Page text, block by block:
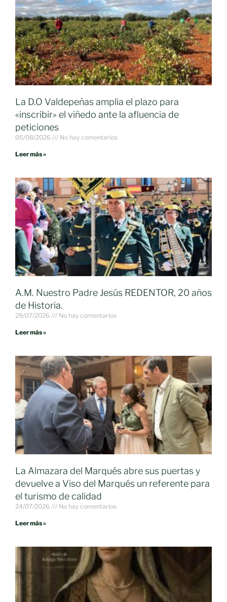
La D.O Valdepeñas amplia el plazo para
«inscribir» el viñedo ante la afluencia de
peticiones
05/08/2026 No hay comentarios
Leer más »
A.M. Nuestro Padre Jesús REDENTOR, 20 años
de Historia.
29/07/2026 No hay comentarios
Leer más »
La Almazara del Marqués abre sus puertas y
devuelve a Viso del Marqués un referente para
el turismo de calidad
24/07/2026 No hay comentarios
Leer más »